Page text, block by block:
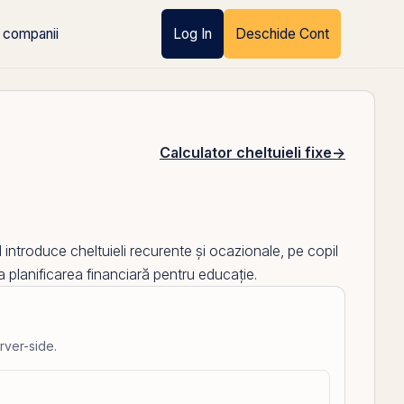
Log In Deschide Cont
Calculator cheltuieli fixe→
cheltuieli recurente și ocazionale, pe copil
planificarea financiară pentru educație.
side.